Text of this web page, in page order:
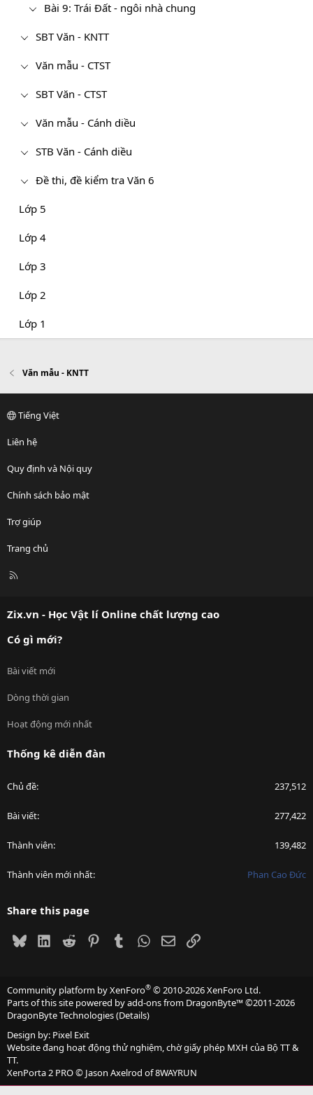
Bài 9: Trái Đất - ngôi nhà chung
SBT Văn - KNTT
Văn mẫu - CTST
SBT Văn - CTST
Văn mẫu - Cánh diều
STB Văn - Cánh diều
Đề thi, đề kiểm tra Văn 6
Lớp 5
Lớp 4
Lớp 3
Lớp 2
Lớp 1
Văn mẫu - KNTT
Tiếng Việt
Liên hệ
Quy định và Nội quy
Chính sách bảo mật
Trợ giúp
Trang chủ
R
Zix.vn - Học Vật lí Online chất lượng cao
Có gì mới?
Bài viết mới
Dòng thời gian
Hoạt động mới nhất
Thống kê diễn đàn
Chủ đề 237,512
Bài viết 277,422
Thành viên 139,482
Thành viên mới nhất Phan Cao Đức
Share this page
BlueskyLinkedIn
Reddit PinterestTumblrWhatsApp
EmailLink
Community platform by XenForo® © 2010-2026 XenForo Ltd.
Parts of this site powered byadd-ons from DragonByte™©2011-2026
DragonByte Technologies(Details)
Design by: Pixel Exit
Website đang hoạt động thử nghiệm, chờ giấy phép MXH của Bộ TT &
TT.
XenPorta 2 PRO© Jason Axelrod of8WAYRUN